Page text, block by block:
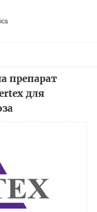
препарат
для